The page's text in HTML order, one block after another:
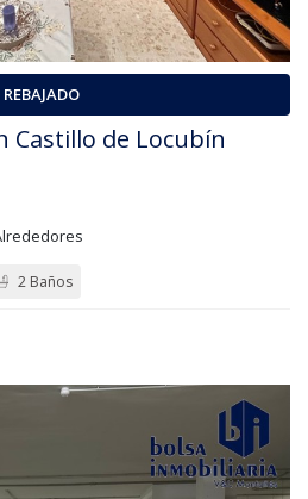
REBAJADO
Castillo de Locubín
2 Baños